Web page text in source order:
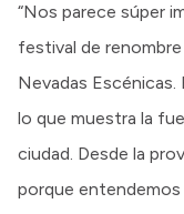
“Nos parece súper
festival de
Nevadas
lo que muestra la
ciudad. Desde la
porque